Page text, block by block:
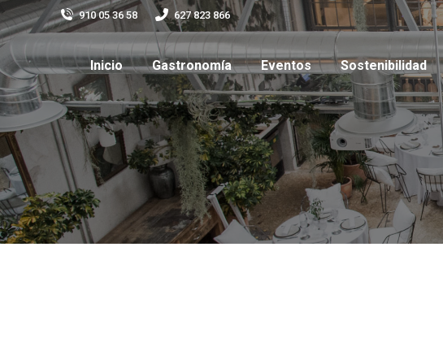
910 05 36 58 627 823 866
Inicio Gastronomía Eventos Sostenibilidad